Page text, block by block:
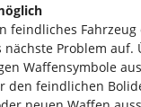
feindliches
nächste Problem auf.
Waffensymbole
den feindlichen